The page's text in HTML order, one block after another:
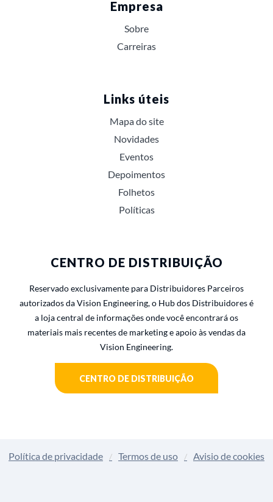
Empresa
Sobre
Carreiras
Links úteis
Mapa do site
Novidades
Eventos
Depoimentos
Folhetos
Políticas
CENTRO DE DISTRIBUIÇÃO
Reservado exclusivamente para Distribuidores Parceiros
autorizados da Vision Engineering, o Hub dos Distribuidores é
a loja central de informações onde você encontrará os
materiais mais recentes de marketing e apoio às vendas da
Vision Engineering.
CENTRO DE DISTRIBUIÇÃO
Política de privacidade Termos de uso Avisio de cookies